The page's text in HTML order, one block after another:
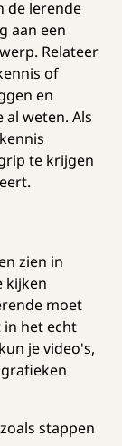
de lerende
aan een
Relateer
of
en
weten. Als
te krijgen
zien in
kijken
moet
in het echt
je video's,
stappen